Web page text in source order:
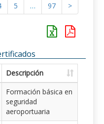
5 … 97 >
Descripción
Formación básica en
seguridad
aeroportuaria